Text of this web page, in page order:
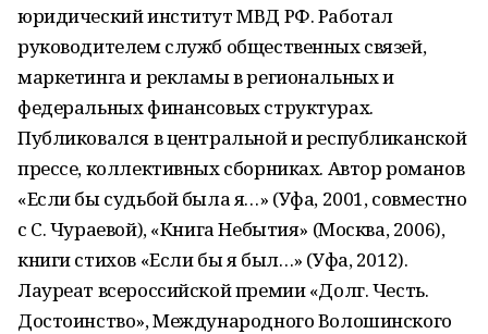
юридический институт МВД РФ. Работал
руководителем служб общественных связей,
маркетинга и рекламы в региональных и
федеральных финансовых структурах.
Публиковался в центральной и республиканской
прессе, коллективных сборниках. Автор романов
«Если бы судьбой была я…» (Уфа, 2001, совместно
с С. Чураевой), «Книга Небытия» (Москва, 2006),
книги стихов «Если бы я был…» (Уфа, 2012).
Лауреат всероссийской премии «Долг. Честь.
Достоинство», Международного Волошинского